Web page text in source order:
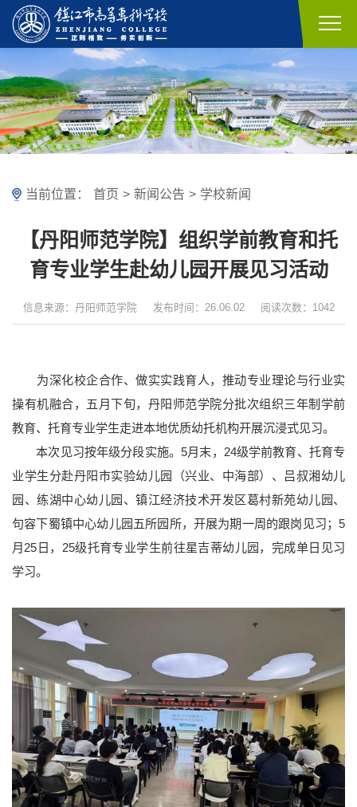
当前位置： 首页 > 新闻公告 > 学校新闻
【丹阳师范学院】组织学前教育和托
育专业学生赴幼儿园开展见习活动
信息来源：丹阳师范学院 发布时间：26.06.02 阅读次数：1042
为深化校企合作、做实实践育人，推动专业理论与行业实
操有机融合，五月下旬，丹阳师范学院分批次组织三年制学前
教育、托育专业学生走进本地优质幼托机构开展沉浸式见习。
本次见习按年级分段实施。5月末，24级学前教育、托育专
业学生分赴丹阳市实验幼儿园（兴业、中海部）、吕叔湘幼儿
园、练湖中心幼儿园、镇江经济技术开发区葛村新苑幼儿园、
句容下蜀镇中心幼儿园五所园所，开展为期一周的跟岗见习；5
月25日，25级托育专业学生前往星吉蒂幼儿园，完成单日见习
学习。